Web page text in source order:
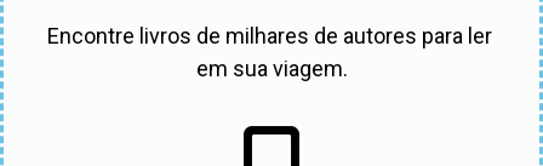
Encontre livros de milhares de autores para ler
em sua viagem.